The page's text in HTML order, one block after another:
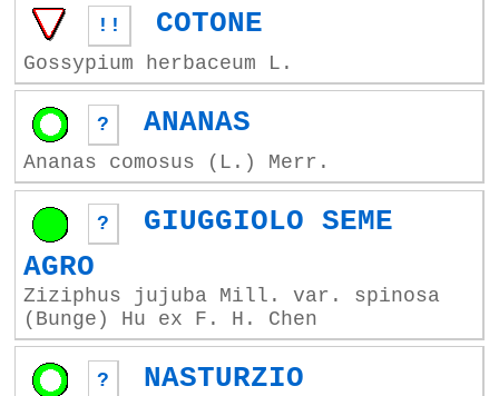
!! COTONE
Gossypium herbaceum L.
? ANANAS
Ananas comosus (L.) Merr.
?
GIUGGIOLO SEME
AGRO
Ziziphus jujuba Mill. var. spinosa
(Bunge) Hu ex F. H. Chen
? NASTURZIO